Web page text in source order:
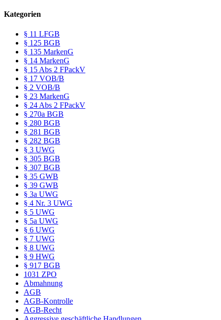
Kategorien
§ 11 LFGB
§ 125 BGB
§ 135 MarkenG
§ 14 MarkenG
§ 15 Abs 2 FPackV
§ 17 VOB/B
§ 2 VOB/B
§ 23 MarkenG
§ 24 Abs 2 FPackV
§ 270a BGB
§ 280 BGB
§ 281 BGB
§ 282 BGB
§ 3 UWG
§ 305 BGB
§ 307 BGB
§ 35 GWB
§ 39 GWB
§ 3a UWG
§ 4 Nr. 3 UWG
§ 5 UWG
§ 5a UWG
§ 6 UWG
§ 7 UWG
§ 8 UWG
§ 9 HWG
§ 917 BGB
1031 ZPO
Abmahnung
AGB
AGB-Kontrolle
AGB-Recht